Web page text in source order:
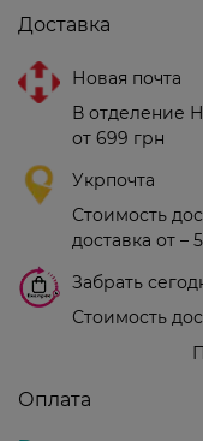
Доставка
Новая почта
В отделение
от 699 грн
Укрпочта
Стоимость
доставка от –
Забрать
Стоимость
Оплата